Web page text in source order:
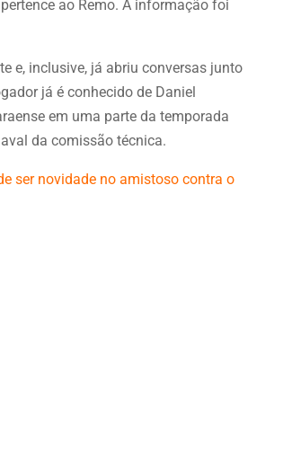
ao Remo. A informação foi
e, inclusive, já abriu conversas junto
já é conhecido de Daniel
em uma parte da temporada
da comissão técnica.
ser novidade no amistoso contra o